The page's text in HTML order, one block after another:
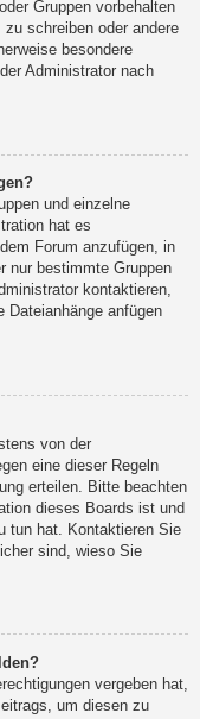
Gruppen vorbehalten
schreiben oder andere
besondere
Administrator nach
und einzelne
hat es
Forum anzufügen, in
nur bestimmte Gruppen
kontaktieren,
anfügen
von der
eine dieser Regeln
erteilen. Bitte beachten
dieses Boards ist und
tun hat. Kontaktieren Sie
sind, wieso Sie
vergeben hat,
um diesen zu